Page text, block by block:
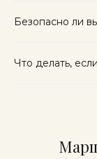
Безопасно ли
Что делать,